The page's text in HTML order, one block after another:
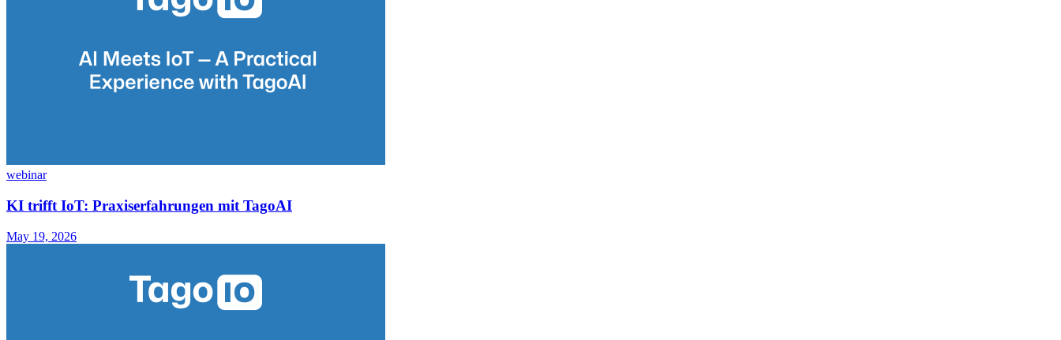
webinar
KI trifft IoT: Praxiserfahrungen mit TagoAI
May 19, 2026